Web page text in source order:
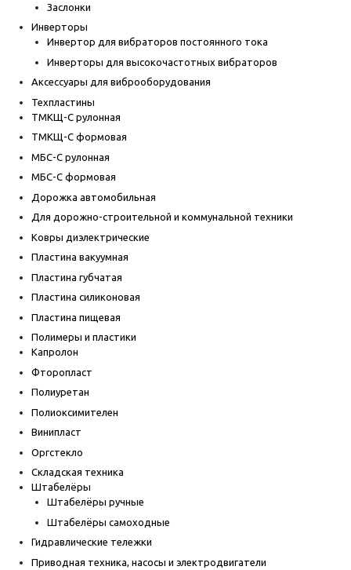
Заслонки
Инверторы
Инвертор для вибраторов постоянного тока
Инверторы для высокочастотных вибраторов
Аксессуары для виброоборудования
Техпластины
ТМКЩ-С рулонная
ТМКЩ-С формовая
МБС-С рулонная
МБС-С формовая
Дорожка автомобильная
Для дорожно-строительной и коммунальной техники
Ковры диэлектрические
Пластина вакуумная
Пластина губчатая
Пластина силиконовая
Пластина пищевая
Полимеры и пластики
Капролон
Фторопласт
Полиуретан
Полиоксимителен
Винипласт
Оргстекло
Складская техника
Штабелёры
Штабелёры ручные
Штабелёры самоходные
Гидравлические тележки
Приводная техника, насосы и электродвигатели